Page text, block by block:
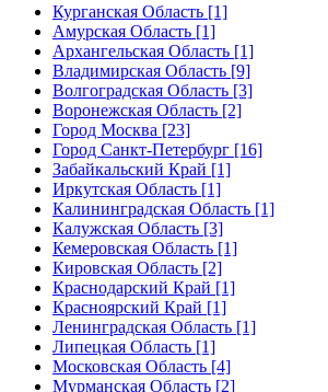
Курганская Область [1]
Амурская Область [1]
Архангельская Область [1]
Владимирская Область [9]
Волгоградская Область [3]
Воронежская Область [2]
Город Москва [23]
Город Санкт-Петербург [16]
Забайкальский Край [1]
Иркутская Область [1]
Калининградская Область [1]
Калужская Область [3]
Кемеровская Область [1]
Кировская Область [2]
Краснодарский Край [1]
Красноярский Край [1]
Ленинградская Область [1]
Липецкая Область [1]
Московская Область [4]
Мурманская Область [2]